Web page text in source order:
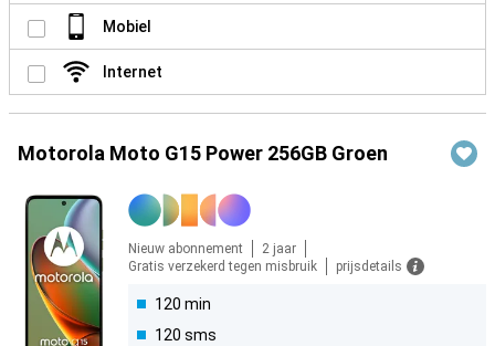
Mobiel
Internet
Motorola Moto G15 Power 256GB Groen
Nieuw abonnement
2 jaar
Gratis verzekerd tegen misbruik
prijsdetails
120 min
120 sms